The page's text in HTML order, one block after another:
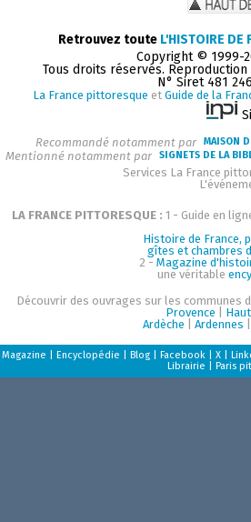
Retrouvez toute L'HISTOIRE DE
Copyright © 1999-
Tous droits réservés. Reproduction
N° Siret 481
La France pittoresque et Guide de la
Recommandé notamment par MAISON
Mentionné notamment par SIGNETS DE LA
Services La France
LA FRANCE PITTORESQUE : 1 - Guide en
Histoire de France,
gîtes et chambres
2 - Magazine
une véritable
Découvrir des ouvrages sur les communes
Provence
Ardèche
Ardennes
Magazine Encyclopédie Blog| Facebook| X|
Librairie
Paris